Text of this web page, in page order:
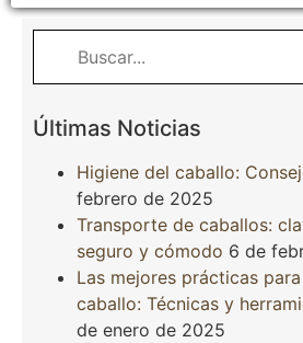
Últimas Noticias
Higiene del caballo:
febrero de 2025
Transporte de caballos:
seguro y cómodo 6 de
Las mejores prácticas
caballo: Técnicas y
de enero de 2025